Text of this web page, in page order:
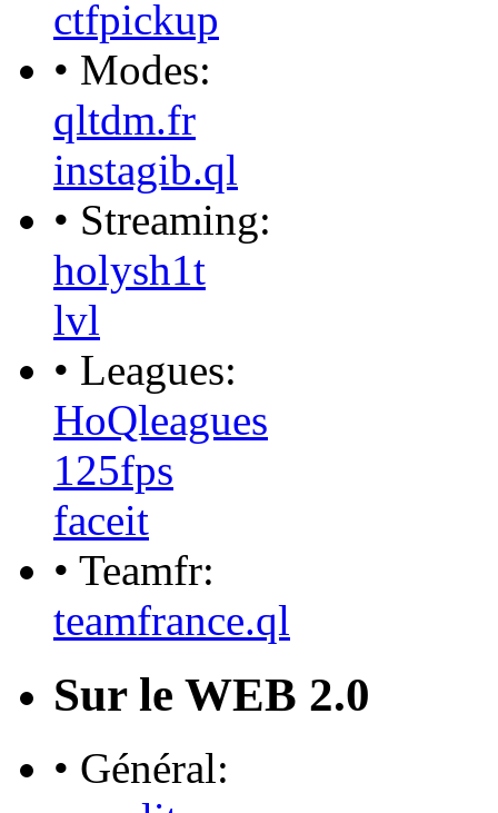
ctfpickup
• Modes:
qltdm.fr
instagib.ql
• Streaming:
holysh1t
lvl
• Leagues:
HoQleagues
125fps
faceit
• Teamfr:
teamfrance.ql
Sur le WEB 2.0
• Général: